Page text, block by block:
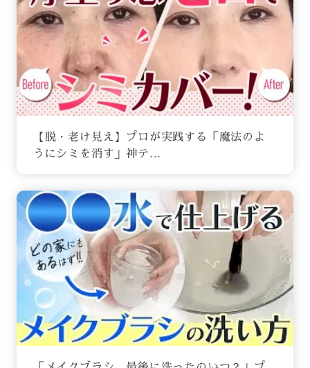
【脱・老け見え】プロが実践する「魔法のよ
うにシミを消す」神テ...